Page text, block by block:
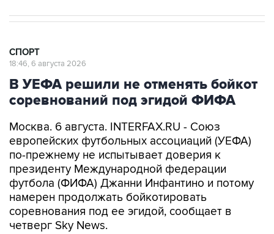
СПОРТ
18:46, 6 августа 2026
В УЕФА решили не отменять бойкот
соревнований под эгидой ФИФА
Москва. 6 августа. INTERFAX.RU - Союз
европейских футбольных ассоциаций (УЕФА)
по-прежнему не испытывает доверия к
президенту Международной федерации
футбола (ФИФА) Джанни Инфантино и потому
намерен продолжать бойкотировать
соревнования под ее эгидой, сообщает в
четверг Sky News.